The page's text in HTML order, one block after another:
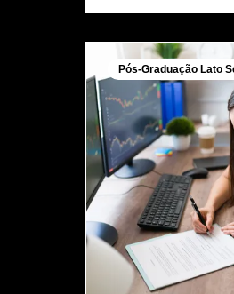
Pós-Graduação Lato